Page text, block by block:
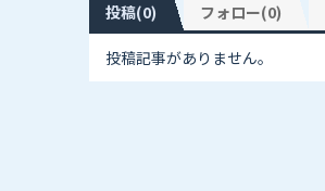
投稿(0) フォロー(0)
投稿記事がありません。